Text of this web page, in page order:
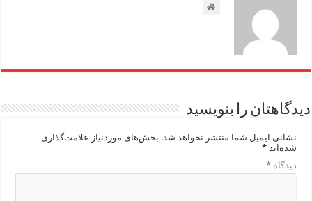
دیدگاهتان را بنویسید
نشانی ایمیل شما منتشر نخواهد شد. بخش‌های موردنیاز علامت‌گذاری
شده‌اند*
دیدگاه*